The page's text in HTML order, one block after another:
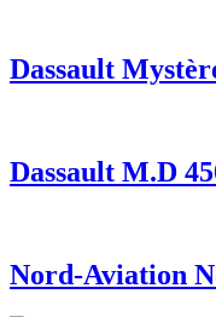
Dassault
Dassault M.D
Nord-Aviation